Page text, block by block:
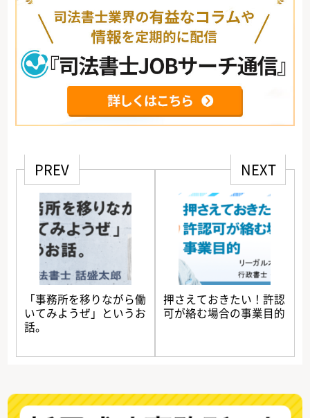
PREV
「事務所を移りながら働
いてみようぜ」というお
話。
NEXT
押さえておきたい！許認
可が絡む場合の事業目的